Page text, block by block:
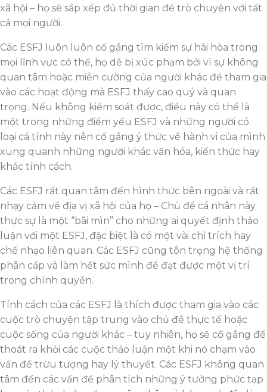
xã hội – họ sẽ sắp xếp đủ thời gian để trò chuyện với tất
cả mọi người.
Các ESFJ luôn luôn cố gắng tìm kiếm sự hài hòa trong
mọi lĩnh vực có thể, họ dễ bị xúc phạm bởi vì sự không
quan tâm hoặc miễn cưỡng của người khác để tham gia
vào các hoạt động mà ESFJ thấy cao quý và quan
trọng. Nếu không kiểm soát được, điều này có thể là
một trong những điểm yếu ESFJ và những người có
loại cá tính này nên cố gắng ý thức về hành vi của mình
xung quanh những người khác văn hóa, kiến thức hay
khác tính cách.
Các ESFJ rất quan tâm đến hình thức bên ngoài và rất
nhạy cảm về địa vị xã hội của họ – Chủ để cá nhân này
thực sự là một “bãi mìn” cho những ai quyết định thảo
luận với một ESFJ, đặc biệt là có một vài chỉ trích hay
chế nhạo liên quan. Các ESFJ cũng tôn trọng hệ thống
phân cấp và làm hết sức mình để đạt được một vị trí
trong chính quyền.
Tính cách của các ESFJ là thích được tham gia vào các
cuộc trò chuyện tập trung vào chủ đề thực tế hoặc
cuộc sống của người khác – tuy nhiên, họ sẽ cố gắng để
thoát ra khỏi các cuộc thảo luận một khi nó chạm vào
vấn đề trừu tượng hay lý thuyết. Các ESFJ không quan
tâm đến các vấn đề phân tích những ý tưởng phức tạp